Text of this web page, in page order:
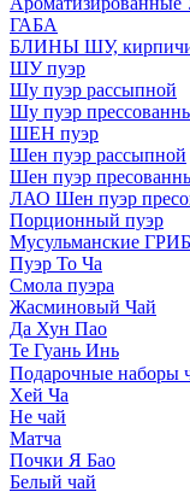
ГАБА
БЛИНЫ ШУ,
ШУ пуэр
Шу пуэр рассыпной
Шу пуэр
ШЕН пуэр
Шен пуэр рассыпной
Шен пуэр
ЛАО Шен пуэр
Порционный пуэр
Мусульманские
Пуэр То Ча
Смола пуэра
Жасминовый Чай
Да Хун Пао
Те Гуань Инь
Подарочные наборы
Хей Ча
Не чай
Матча
Почки Я Бао
Белый чай